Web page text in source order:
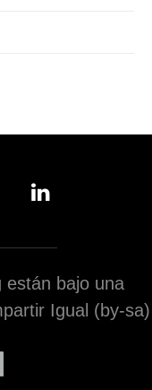
están bajo una
Igual (by-sa)